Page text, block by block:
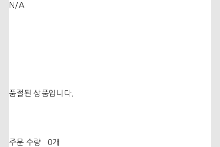
N/A
품절된 상품입니다.
주문 수량
0개